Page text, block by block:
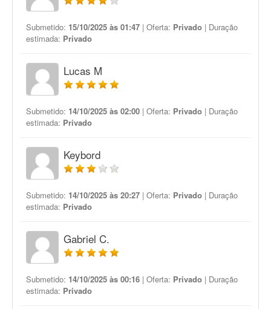
Submetido: 15/10/2025 às 01:47 | Oferta: Privado | Duração
estimada: Privado
Lucas M
Submetido: 14/10/2025 às 02:00 | Oferta: Privado | Duração
estimada: Privado
Keybord
Submetido: 14/10/2025 às 20:27 | Oferta: Privado | Duração
estimada: Privado
Gabriel C.
Submetido: 14/10/2025 às 00:16 | Oferta: Privado | Duração
estimada: Privado